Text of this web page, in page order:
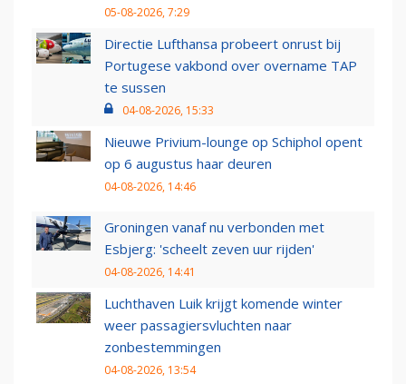
05-08-2026, 7:29
Directie Lufthansa probeert onrust bij
Portugese vakbond over overname TAP
te sussen
04-08-2026, 15:33
Nieuwe Privium-lounge op Schiphol opent
op 6 augustus haar deuren
04-08-2026, 14:46
Groningen vanaf nu verbonden met
Esbjerg: 'scheelt zeven uur rijden'
04-08-2026, 14:41
Luchthaven Luik krijgt komende winter
weer passagiersvluchten naar
zonbestemmingen
04-08-2026, 13:54